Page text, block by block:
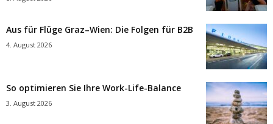
Aus für Flüge Graz–Wien: Die Folgen für B2B
4. August 2026
So optimieren Sie Ihre Work-Life-Balance
3. August 2026